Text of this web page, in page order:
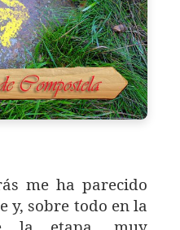
me ha parecido
y, sobre todo en la